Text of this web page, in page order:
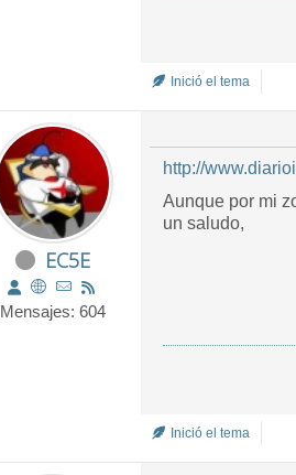
Inició el tema
EC5E
Mensajes: 604
http://
Aunque por mi
un saludo,
Inició el tema